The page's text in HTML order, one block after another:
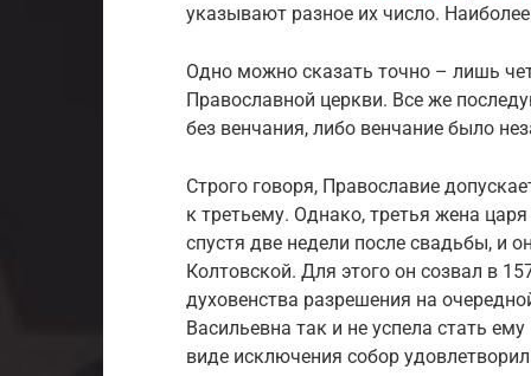
указывают разное их число.
Одно можно сказать точно – лишь
Православной церкви. Все же
без венчания, либо венчание было
Строго говоря, Православие
к третьему. Однако, третья жена
спустя две недели после свадьбы, и
Колтовской. Для этого он созвал в
духовенства разрешения на
Васильевна так и не успела стать
виде исключения собор